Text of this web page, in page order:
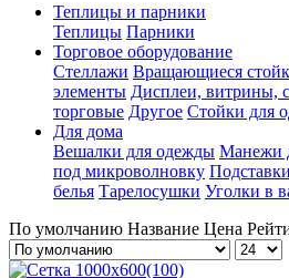
Теплицы и парники
Теплицы Парники
Торговое оборудование
Стеллажи Вращающиеся
элементы Дисплеи, витрины,
торговые Другое Стойки для
Для дома
Вешалки для одежды Манежи
под микроволновку
белья Тарелосушки Уголки в
По умолчанию Название Цена